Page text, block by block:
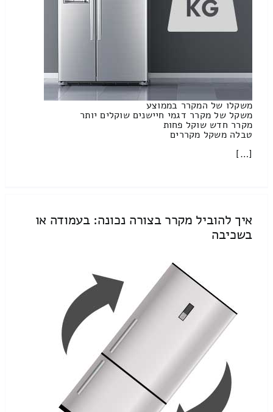
משקלו של המקרר בממוצע
משקל של מקרר דגמי חיישנים שוקלים יותר
מקרר חדש שוקל פחות
טבלה משקל מקררים
[…]
איך להוביל מקרר בצורה נכונה: בעמודה או
בשכיבה